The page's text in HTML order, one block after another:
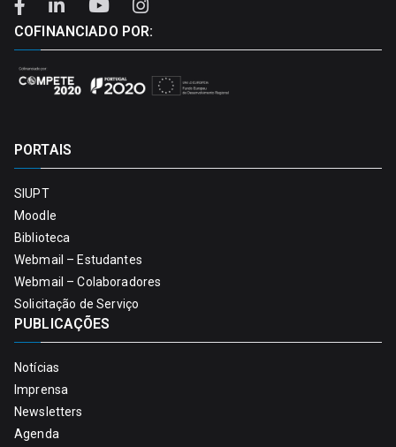
COFINANCIADO POR:
PORTAIS
SIUPT
Moodle
Biblioteca
Webmail – Estudantes
Webmail – Colaboradores
Solicitação de Serviço
PUBLICAÇÕES
Notícias
Imprensa
Newsletters
Agenda